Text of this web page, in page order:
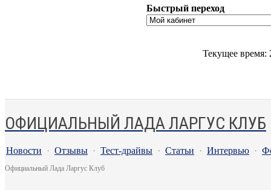
Быстрый переход
Текущее время:
ОФИЦИАЛЬНЫЙ ЛАДА ЛАРГУС КЛУБ
Новости · Отзывы · Тест-драйвы · Статьи · Интервью ·
Официальный Лада Ларгус Клуб